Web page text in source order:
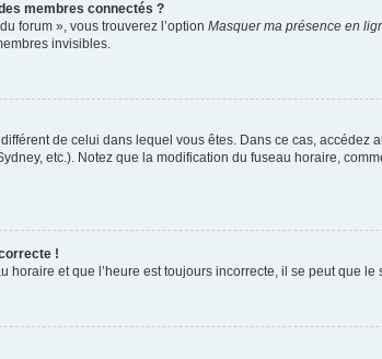
membres connectés ?
forum », vous trouverez l’option Masquer ma présence en
invisibles.
de celui dans lequel vous êtes. Dans ce cas, accédez
etc.). Notez que la modification du fuseau horaire,
!
horaire et que l’heure est toujours incorrecte, il se peut que